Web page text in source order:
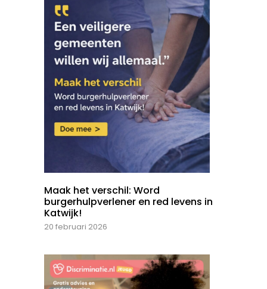
Maak het verschil: Word
burgerhulpverlener en red levens in
Katwijk!
20 februari 2026